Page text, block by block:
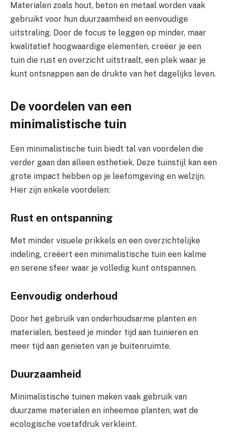
Materialen zoals hout, beton en metaal worden vaak
gebruikt voor hun duurzaamheid en eenvoudige
uitstraling. Door de focus te leggen op minder, maar
kwalitatief hoogwaardige elementen, creëer je een
tuin die rust en overzicht uitstraalt, een plek waar je
kunt ontsnappen aan de drukte van het dagelijks leven.
De voordelen van een
minimalistische tuin
Een minimalistische tuin biedt tal van voordelen die
verder gaan dan alleen esthetiek. Deze tuinstijl kan een
grote impact hebben op je leefomgeving en welzijn.
Hier zijn enkele voordelen:
Rust en ontspanning
Met minder visuele prikkels en een overzichtelijke
indeling, creëert een minimalistische tuin een kalme
en serene sfeer waar je volledig kunt ontspannen.
Eenvoudig onderhoud
Door het gebruik van onderhoudsarme planten en
materialen, besteed je minder tijd aan tuinieren en
meer tijd aan genieten van je buitenruimte.
Duurzaamheid
Minimalistische tuinen maken vaak gebruik van
duurzame materialen en inheemse planten, wat de
ecologische voetafdruk verkleint.